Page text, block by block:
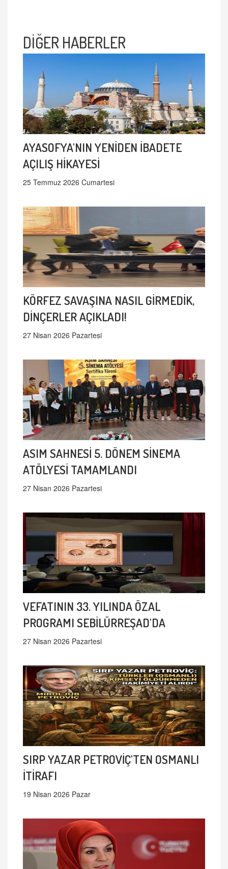
DİĞER HABERLER
AYASOFYA'NIN YENİDEN İBADETE
AÇILIŞ HİKAYESİ
25 Temmuz 2026 Cumartesi
KÖRFEZ SAVAŞINA NASIL GİRMEDİK,
DİNÇERLER AÇIKLADI!
27 Nisan 2026 Pazartesi
ASIM SAHNESİ 5. DÖNEM SİNEMA
ATÖLYESİ TAMAMLANDI
27 Nisan 2026 Pazartesi
VEFATININ 33. YILINDA ÖZAL
PROGRAMI SEBİLÜRREŞAD'DA
27 Nisan 2026 Pazartesi
SIRP YAZAR PETROVİÇ'TEN OSMANLI
İTİRAFI
19 Nisan 2026 Pazar